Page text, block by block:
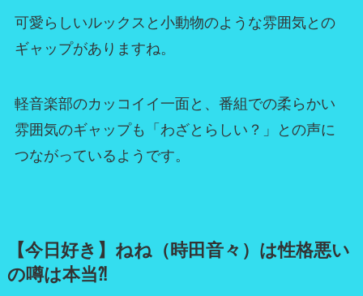
可愛らしいルックスと小動物のような雰囲気との
ギャップがありますね。
軽音楽部のカッコイイ一面と、番組での柔らかい
雰囲気のギャップも「わざとらしい？」との声に
つながっているようです。
【今日好き】ねね（時田音々）は性格悪い
の噂は本当⁈